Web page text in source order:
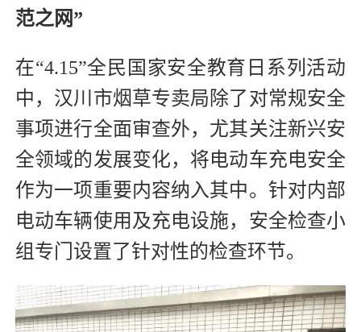
范之网”
在“4.15”全民国家安全教育日系列活动
中，汉川市烟草专卖局除了对常规安全
事项进行全面审查外，尤其关注新兴安
全领域的发展变化，将电动车充电安全
作为一项重要内容纳入其中。针对内部
电动车辆使用及充电设施，安全检查小
组专门设置了针对性的检查环节。